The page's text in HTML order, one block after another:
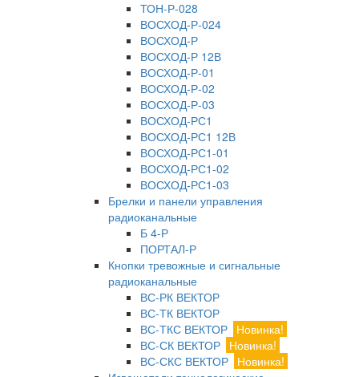
ТОН-Р-028
ВОСХОД-Р-024
ВОСХОД-Р
ВОСХОД-Р 12В
ВОСХОД-Р-01
ВОСХОД-Р-02
ВОСХОД-Р-03
ВОСХОД-РС1
ВОСХОД-РС1 12В
ВОСХОД-РС1-01
ВОСХОД-РС1-02
ВОСХОД-РС1-03
Брелки и панели управления
радиоканальные
Б 4-Р
ПОРТАЛ-Р
Кнопки тревожные и сигнальные
радиоканальные
ВС-РК ВЕКТОР
ВС-ТК ВЕКТОР
ВС-ТКС ВЕКТОР Новинка!
ВС-СК ВЕКТОР Новинка!
ВС-СКС ВЕКТОР Новинка!